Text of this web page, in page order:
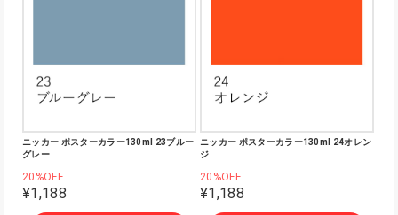
ニッカー ポスターカラー130ml 23ブルー
グレー
20%OFF
¥1,188
ニッカー ポスターカラー130ml 24オレン
ジ
20%OFF
¥1,188